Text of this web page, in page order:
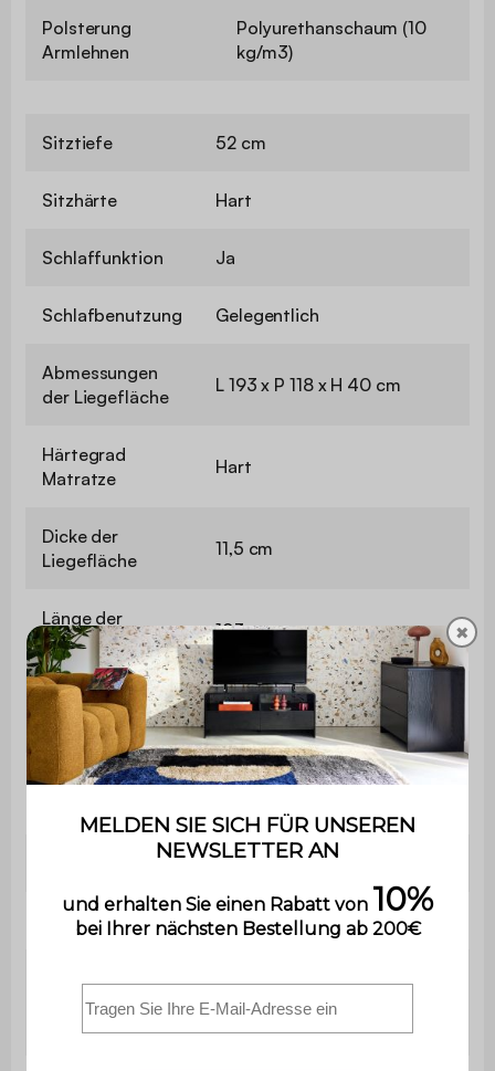
Polsterung
Armlehnen
Polyurethanschaum (10
kg/m3)
Sitztiefe 52 cm
Sitzhärte Hart
Schlaffunktion Ja
Schlafbenutzung Gelegentlich
Abmessungen
der Liegefläche
L 193 x P 118 x H 40 cm
Härtegrad
Matratze
Hart
Dicke der
Liegefläche
11,5 cm
Länge der
Liegefläche
193 cm
Breite der
Liegefläche
118 cm
Maximale
Nur für den Privatgebrauch
Garantie 2 Jahre
Montage
eine Bedienungsanleitung
✖